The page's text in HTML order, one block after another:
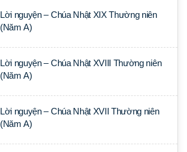
Lời nguyện – Chúa Nhật XIX Thường niên
(Năm A)
Lời nguyện – Chúa Nhật XVIII Thường niên
(Năm A)
Lời nguyện – Chúa Nhật XVII Thường niên
(Năm A)